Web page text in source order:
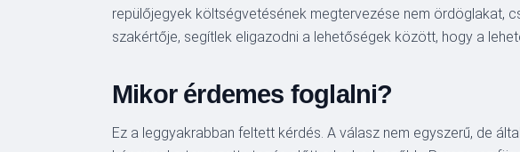
repülőjegyek költségvetésének megtervezése nem ördöglakat,
szakértője, segítlek eligazodni a lehetőségek között, hogy a
Mikor érdemes foglalni?
Ez a leggyakrabban feltett kérdés. A válasz nem egyszerű, de